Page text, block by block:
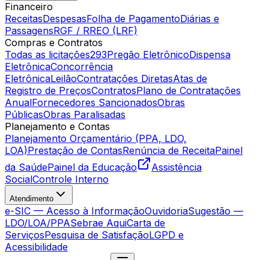
Financeiro
ReceitasDespesasFolha de PagamentoDiárias e
PassagensRGF / RREO (LRF)
Compras e Contratos
Todas as licitações293Pregão EletrônicoDispensa
EletrônicaConcorrência
EletrônicaLeilãoContratações DiretasAtas de
Registro de PreçosContratosPlano de Contratações
AnualFornecedores SancionadosObras
PúblicasObras Paralisadas
Planejamento e Contas
Planejamento Orçamentário (PPA, LDO,
LOA)Prestação de ContasRenúncia de ReceitaPainel
da SaúdePainel da Educação
Assistência
SocialControle Interno
Atendimento
e-SIC — Acesso à InformaçãoOuvidoriaSugestão —
LDO/LOA/PPASebrae AquiCarta de
ServiçosPesquisa de SatisfaçãoLGPD e
Acessibilidade